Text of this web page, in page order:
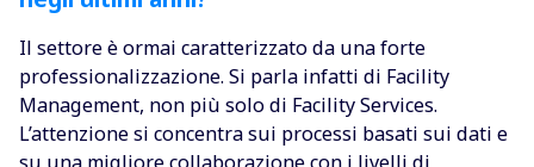
Il settore è ormai caratterizzato da una forte
professionalizzazione. Si parla infatti di Facility
Management, non più solo di Facility Services.
L’attenzione si concentra sui processi basati sui dati e